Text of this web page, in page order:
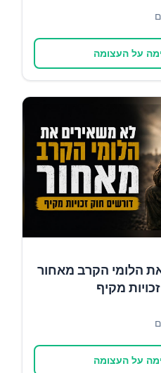
על העצומה
הלומי הקרב מאחור
מקיף
על העצומה